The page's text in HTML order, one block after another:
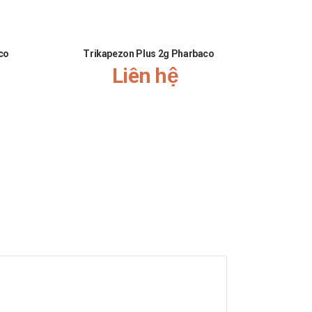
sĩ trước khi sử dụng.
điều hòa,..
Trikapezon Plus 2g Pharbaco
Liên hệ